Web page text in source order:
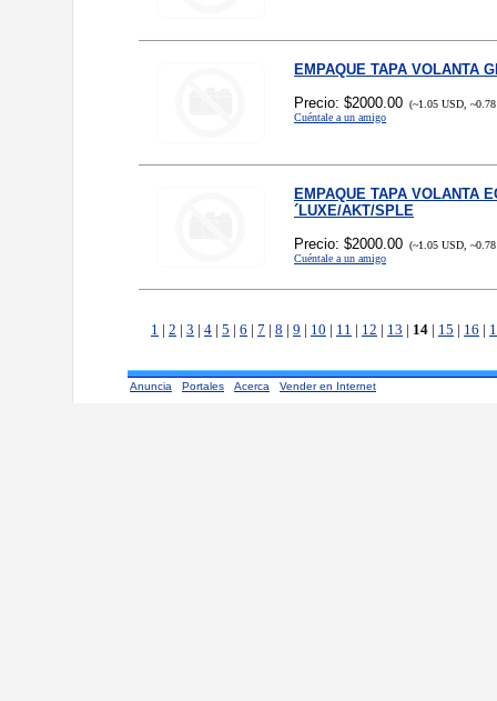
EMPAQUE TAPA VOLANTA
Precio: $2000.00 (~1.05 USD,
Cuéntale a un amigo
EMPAQUE TAPA VOLANTA
´LUXE/AKT/SPLE
Precio: $2000.00 (~1.05 USD,
Cuéntale a un amigo
1 | 2 | 3 | 4 | 5 | 6 | 7 | 8 | 9 | 10 | 11 | 12 | 13 | 14 | 15 | 16 |
Anuncia Portales Acerca Vender en Internet